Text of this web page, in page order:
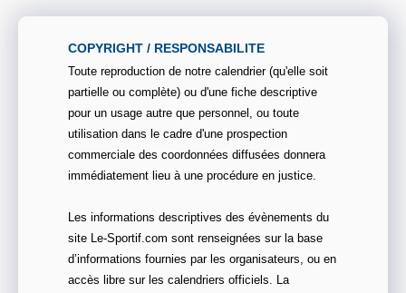
COPYRIGHT / RESPONSABILITE
Toute reproduction de notre calendrier (qu'elle soit
partielle ou complète) ou d'une fiche descriptive
pour un usage autre que personnel, ou toute
utilisation dans le cadre d'une prospection
commerciale des coordonnées diffusées donnera
immédiatement lieu à une procédure en justice.
Les informations descriptives des évènements du
site Le-Sportif.com sont renseignées sur la base
d’informations fournies par les organisateurs, ou en
accès libre sur les calendriers officiels. La